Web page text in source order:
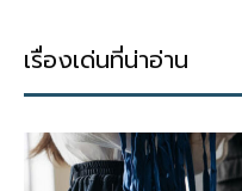
เรื่องเด่นที่น่าอ่าน